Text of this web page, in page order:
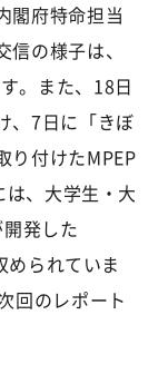
閣府特命担当
の様子は、
。また、18日
、7日に「きぼ
り付けたMPEP
、大学生・大
発した
められていま
回のレポート